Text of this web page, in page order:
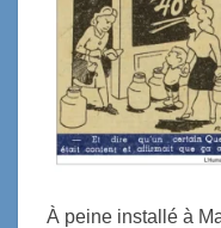
À peine installé à